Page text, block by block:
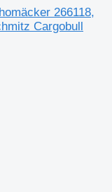
266118,
Cargobull